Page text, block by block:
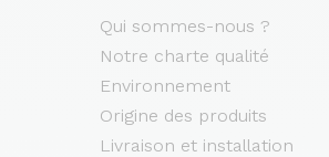
Qui sommes-nous ?
Notre charte qualité
Environnement
Origine des produits
Livraison et installation